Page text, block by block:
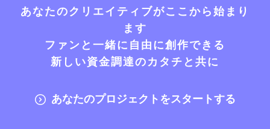
あなたのクリエイティブがここから始まり
ます
ファンと一緒に自由に創作できる
新しい資金調達のカタチと共に
あなたのプロジェクトをスタートする